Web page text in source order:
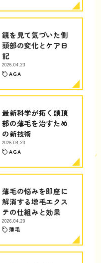
鏡を見て気づいた側
頭部の変化とケア日
記
2026.04.23
AGA
最新科学が拓く頭頂
部の薄毛を治すため
の新技術
2026.04.23
AGA
薄毛の悩みを即座に
解消する増毛エクス
テの仕組みと効果
2026.04.20
薄毛